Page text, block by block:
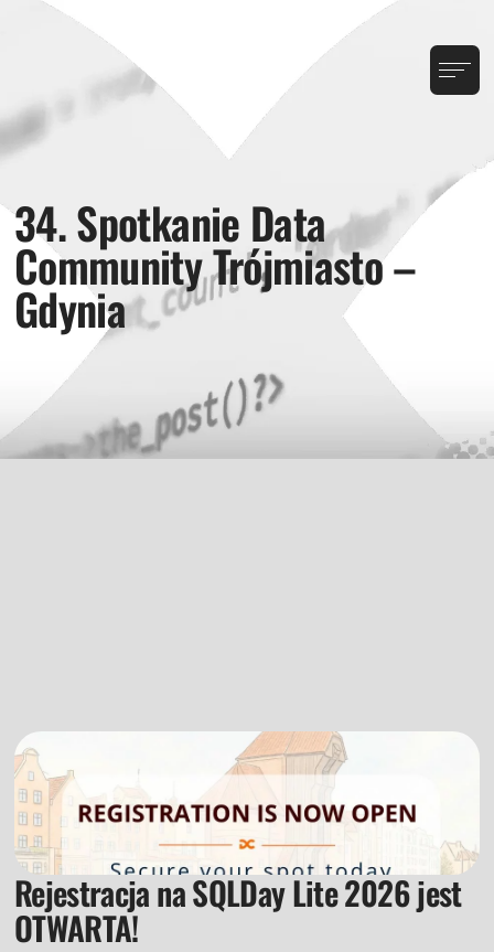
34. Spotkanie Data
Community Trójmiasto –
Gdynia
Rejestracja na SQLDay Lite 2026 jest
OTWARTA!